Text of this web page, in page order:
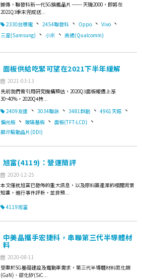
據傳，聯發科新一代5G旗艦晶片 ── 天璣2000，即將在
2021Q3季末完成送...
2330台積電 、 2454聯發科 、 Oppo 、 Vivo 、
三星(Samsung) 、 小米 、 高通(Qualcomm)
面板供給吃緊可望在2021下半年緩解
2021-03-13
先前我們曾引用研究機構預估，2020Q3面板報價上漲
30~40%，2020Q4持...
2409友達 、 3034聯詠 、 3481群創 、 4961天鈺 、
偏光板 、 玻璃基板 、 面板(TFT-LCD) 、
顯示驅動晶片(DDI)
旭富(4119)：營運簡評
2020-12-25
本文僅就旭富已發佈的重大訊息，以及原料藥產業的相關背景
知識，進行事件評析，並非預...
4119旭富
中美晶攜手宏捷科，串聯第三代半導體材
料
2020-08-11
受惠於5G基礎建設及電動車需求，第三代半導體材料氮化鎵
(GaN)、碳化矽(SiC...